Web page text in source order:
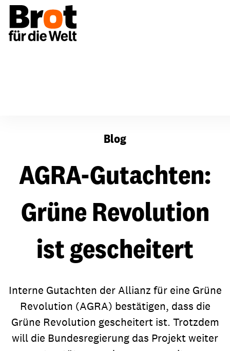
Blog
AGRA-Gutachten:
Grüne Revolution
ist gescheitert
Interne Gutachten der Allianz für eine Grüne
Revolution (AGRA) bestätigen, dass die
Grüne Revolution gescheitert ist. Trotzdem
will die Bundesregierung das Projekt weiter